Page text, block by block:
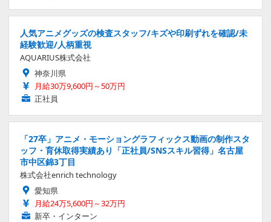
人気アニメグッズの検査スタッフ/キズや印刷ずれを確認/未
経験歓迎/人柄重視
AQUARIUS株式会社
神奈川県
月給30万9,600円～50万円
正社員
「27卒」アニメ・モーショングラフィックス動画の制作スタ
ッフ・育休取得実績あり「正社員/SNSスキル習得」名古屋
市中区錦3丁目
株式会社enrich technology
愛知県
月給24万5,600円～32万円
新卒・インターン